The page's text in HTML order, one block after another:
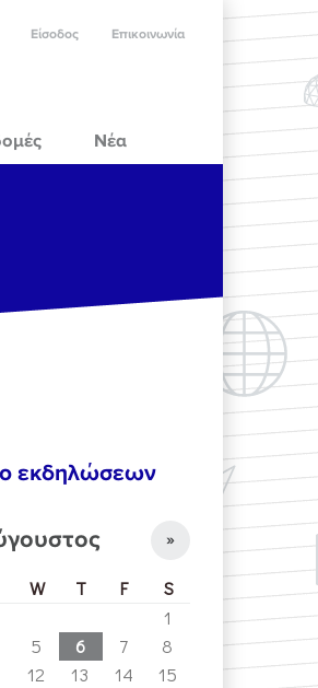
Επικοινωνία
Είσοδος
Νέα
εκδηλώσεων
»
W T F
S
1
5 6 7
8
12 13 14
15